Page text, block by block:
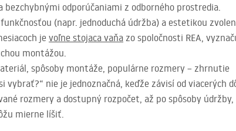
odporúčaniami z odborného prostredia.
(napr. jednoduchá údržba) a estetikou
je voľne stojaca vaňa zo spoločnosti REA,
montážou.
spôsoby montáže, populárne rozmery – zhrnutie
vybrať?“ nie je jednoznačná, keďže závisí od viacerých
rozmery a dostupný rozpočet, až po spôsoby
mierne líšiť.